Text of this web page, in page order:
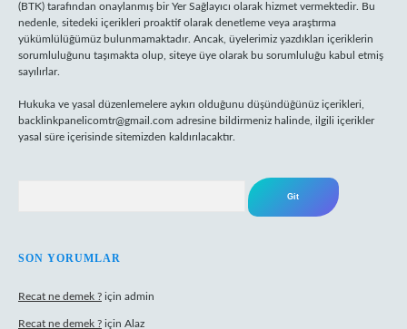
(BTK) tarafından onaylanmış bir Yer Sağlayıcı olarak hizmet vermektedir. Bu
nedenle, sitedeki içerikleri proaktif olarak denetleme veya araştırma
yükümlülüğümüz bulunmamaktadır. Ancak, üyelerimiz yazdıkları içeriklerin
sorumluluğunu taşımakta olup, siteye üye olarak bu sorumluluğu kabul etmiş
sayılırlar.
Hukuka ve yasal düzenlemelere aykırı olduğunu düşündüğünüz içerikleri,
backlinkpanelicomtr@gmail.com adresine bildirmeniz halinde, ilgili içerikler
yasal süre içerisinde sitemizden kaldırılacaktır.
SON YORUMLAR
Recat ne demek ? için admin
Recat ne demek ? için Alaz